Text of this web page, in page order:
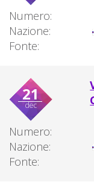
Numero:
Nazione:
Fonte:
21
dec
Numero:
Nazione:
Fonte: